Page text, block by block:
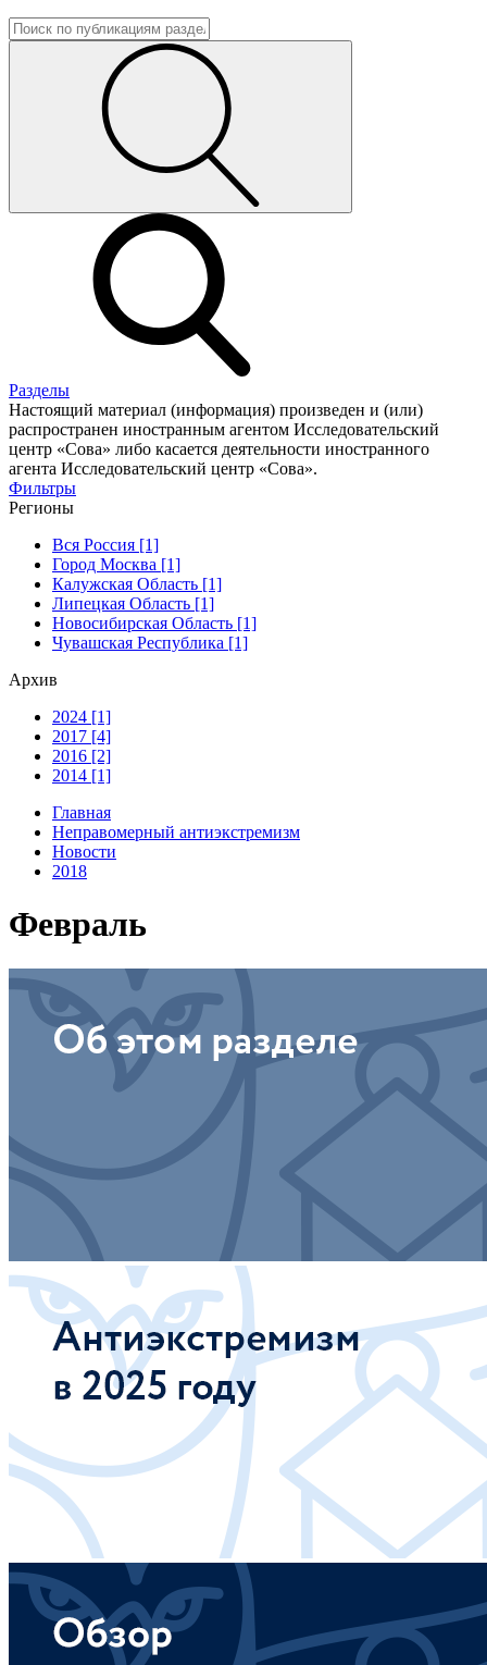
Разделы
Настоящий материал (информация) произведен и (или)
распространен иностранным агентом Исследовательский
центр «Сова» либо касается деятельности иностранного
агента Исследовательский центр «Сова».
Фильтры
Регионы
Вся Россия [1]
Город Москва [1]
Калужская Область [1]
Липецкая Область [1]
Новосибирская Область [1]
Чувашская Республика [1]
Архив
2024 [1]
2017 [4]
2016 [2]
2014 [1]
Главная
Неправомерный антиэкстремизм
Новости
2018
Февраль